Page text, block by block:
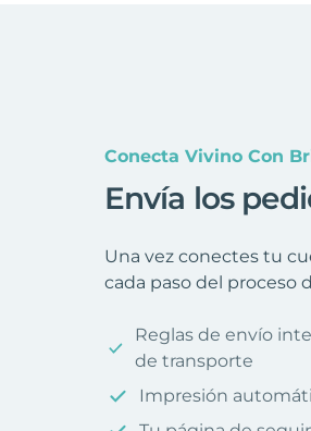
Conecta Vivino Con
Envía los
Una vez conectes tu
cada paso del proceso
Reglas de envío
de transporte
Impresión